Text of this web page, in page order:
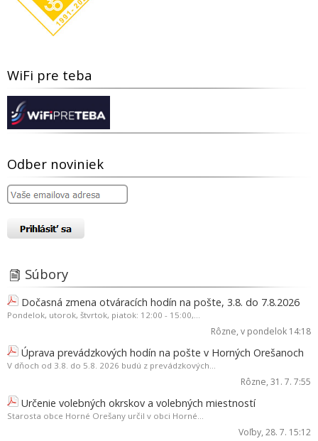
WiFi pre teba
Odber noviniek
Súbory
Dočasná zmena otváracích hodín na pošte, 3.8. do 7.8.2026
Pondelok, utorok, štvrtok, piatok: 12:00 - 15:00,...
Rôzne, v pondelok 14:18
Úprava prevádzkových hodín na pošte v Horných Orešanoch
V dňoch od 3.8. do 5.8. 2026 budú z prevádzkových...
Rôzne, 31. 7. 7:55
Určenie volebných okrskov a volebných miestností
Starosta obce Horné Orešany určil v obci Horné...
Voľby, 28. 7. 15:12